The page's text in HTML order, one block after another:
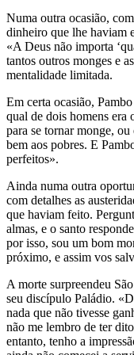
Numa outra ocasião,
dinheiro que lhe haviam
«A Deus não importa
tantos outros monges e
mentalidade limitada.
Em certa ocasião,
qual de dois homens era
para se tornar monge,
bem aos pobres. E
perfeitos».
Ainda numa outra
com detalhes as
que haviam feito.
almas, e o santo
por isso, sou um bom
próximo, e assim vos
A morte surpreendeu
seu discípulo Paládio.
nada que não tivesse
não me lembro de ter
entanto, tenho a